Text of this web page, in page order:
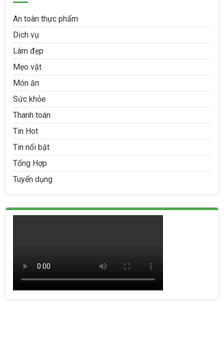
An toàn thực phẩm
Dịch vụ
Làm đẹp
Mẹo vặt
Món ăn
Sức khỏe
Thanh toán
Tin Hot
Tin nổi bật
Tổng Hợp
Tuyển dụng